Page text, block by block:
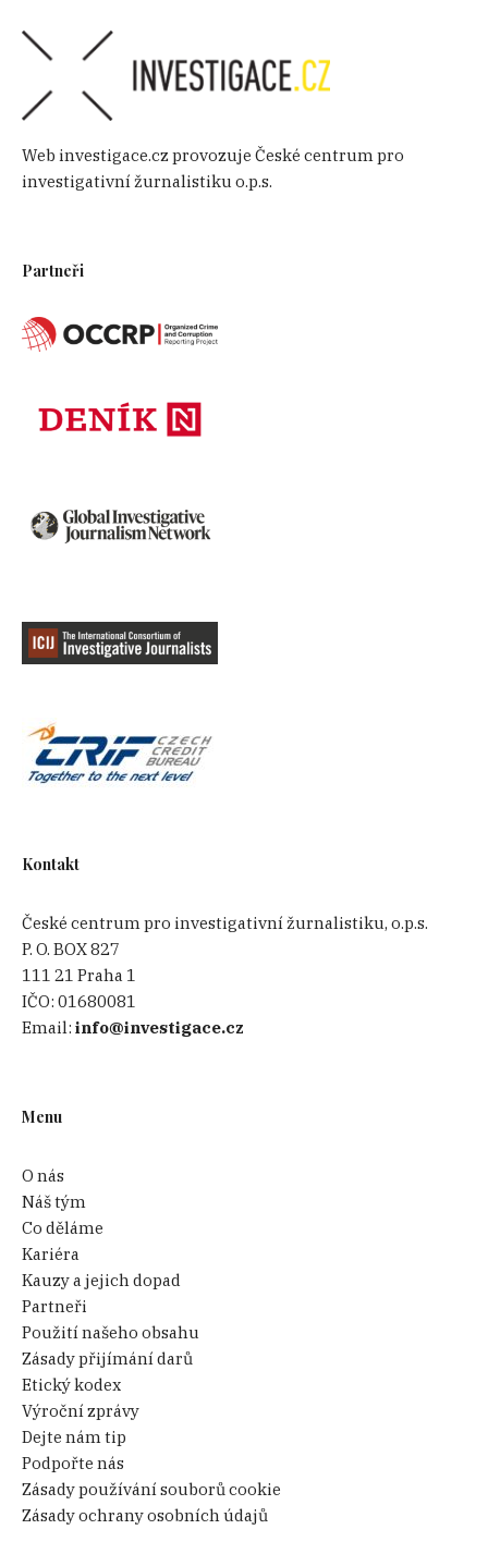
Web investigace.cz provozuje České centrum pro
investigativní žurnalistiku o.p.s.
Partneři
Kontakt
České centrum pro investigativní žurnalistiku, o.p.s.
P. O. BOX 827
111 21 Praha 1
IČO:01680081
Email:info@investigace.cz
Menu
O nás
Náš tým
Co děláme
Kariéra
Kauzy a jejich dopad
Partneři
Použití našeho obsahu
Zásady přijímání darů
Etický kodex
Výroční zprávy
Dejte nám tip
Podpořte nás
Zásady používání souborů cookie
Zásady ochrany osobních údajů